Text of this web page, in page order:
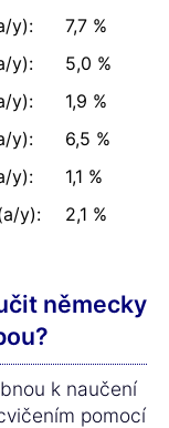
y):
7,7 %
y):
5,0 %
y):
1,9 %
y):
6,5 %
y):
1,1 %
y):
2,1 %
německy
k naučení
pomocí